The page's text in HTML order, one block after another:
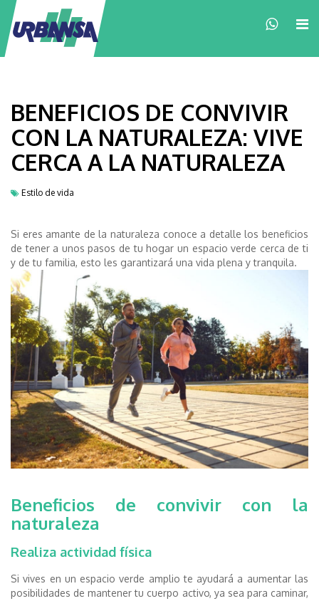
BENEFICIOS DE CONVIVIR
CON LA NATURALEZA: VIVE
CERCA A LA NATURALEZA
Estilo de vida
Si eres amante de la naturaleza conoce a detalle los beneficios
de tener a unos pasos de tu hogar un espacio verde cerca de ti
y detu familia, esto les garantizará una vida plena y tranquila.
Beneficios de convivir con la
naturaleza
Realiza actividad física
Sivives en un espacio verde amplio te ayudará a aumentar las
posibilidades de mantener tu cuerpo activo, ya sea para caminar,